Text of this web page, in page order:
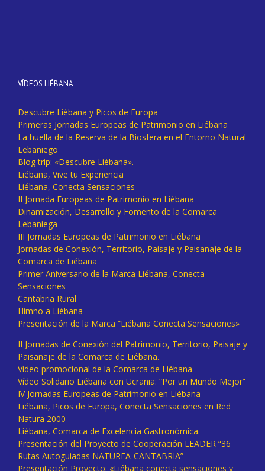
VÍDEOS LIÉBANA
Descubre Liébana y Picos de Europa
Primeras Jornadas Europeas de Patrimonio en Liébana
La huella de la Reserva de la Biosfera en el Entorno Natural
Lebaniego
Blog trip: «Descubre Liébana».
Liébana, Vive tu Experiencia
Liébana, Conecta Sensaciones
II Jornada Europeas de Patrimonio en Liébana
Dinamización, Desarrollo y Fomento de la Comarca
Lebaniega
III Jornadas Europeas de Patrimonio en Liébana
Jornadas de Conexión, Territorio, Paisaje y Paisanaje de la
Comarca de Liébana
Primer Aniversario de la Marca Liébana, Conecta
Sensaciones
Cantabria Rural
Himno a Liébana
Presentación de la Marca “Liébana Conecta Sensaciones»
II Jornadas de Conexión del Patrimonio, Territorio, Paisaje y
Paisanaje de la Comarca de Liébana.
Vídeo promocional de la Comarca de Liébana
Vídeo Solidario Liébana con Ucrania: “Por un Mundo Mejor”
IV Jornadas Europeas de Patrimonio en Liébana
Liébana, Picos de Europa, Conecta Sensaciones en Red
Natura 2000
Liébana, Comarca de Excelencia Gastronómica.
Presentación del Proyecto de Cooperación LEADER “36
Rutas Autoguiadas NATUREA-CANTABRIA”
Presentación Proyecto: «Liébana conecta sensaciones y